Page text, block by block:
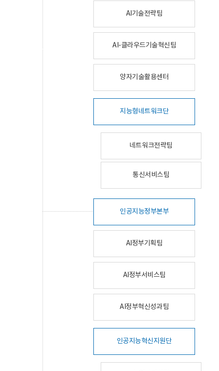
AI기술전략팀
AI-클라우드기술혁신팀
양자기술활용센터
지능형네트워크단
네트워크전략팀
통신서비스팀
인공지능정부본부
AI정부기획팀
AI정부서비스팀
AI정부혁신성과팀
인공지능혁신지원단